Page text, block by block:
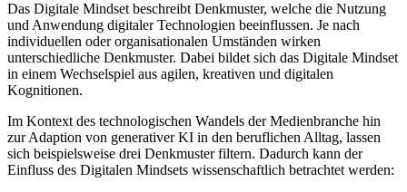
Das Digitale Mindset beschreibt Denkmuster, welche die Nutzung
und Anwendung digitaler Technologien beeinflussen. Je nach
individuellen oder organisationalen Umständen wirken
unterschiedliche Denkmuster. Dabei bildet sich das Digitale Mindset
in einem Wechselspiel aus agilen, kreativen und digitalen
Kognitionen.
Im Kontext des technologischen Wandels der Medienbranche hin
zur Adaption von generativer KI in den beruflichen Alltag, lassen
sich beispielsweise drei Denkmuster filtern. Dadurch kann der
Einfluss des Digitalen Mindsets wissenschaftlich betrachtet werden: